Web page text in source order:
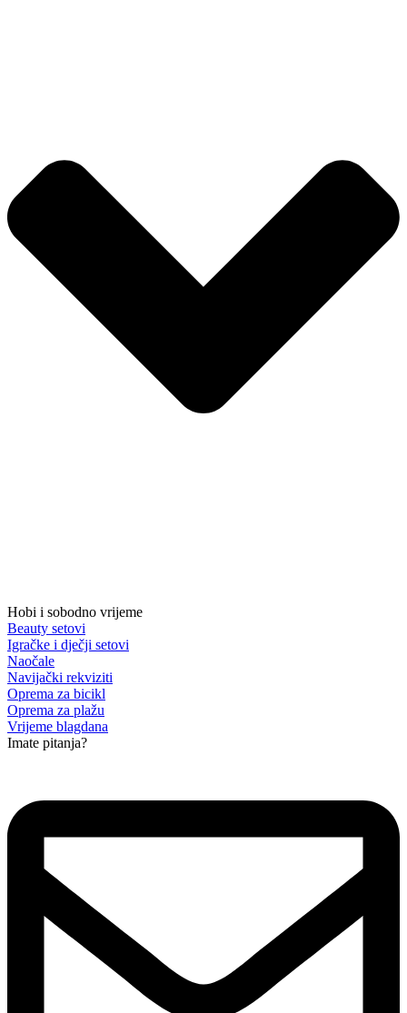
Hobi i sobodno vrijeme
Beauty setovi
Igračke i dječji setovi
Naočale
Navijački rekviziti
Oprema za bicikl
Oprema za plažu
Vrijeme blagdana
Imate pitanja?